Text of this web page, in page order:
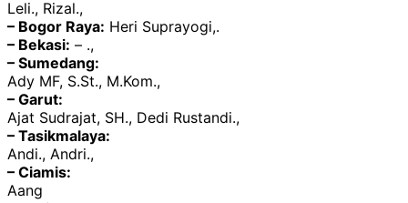
Leli., Rizal.,
– Bogor Raya: Heri Suprayogi,.
– Bekasi: – .,
– Sumedang:
Ady MF, S.St., M.Kom.,
– Garut:
Ajat Sudrajat, SH., Dedi Rustandi.,
– Tasikmalaya:
Andi., Andri.,
– Ciamis:
Aang